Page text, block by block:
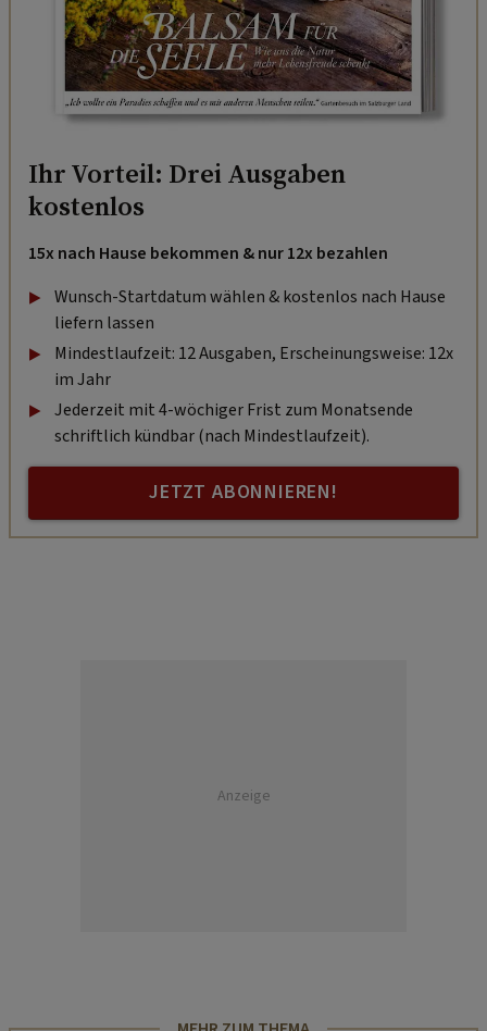
Ihr Vorteil: Drei Ausgaben
kostenlos
15x nach Hause bekommen & nur 12x bezahlen
Wunsch-Startdatum wählen & kostenlos nach Hause
liefern lassen
Mindestlaufzeit: 12 Ausgaben, Erscheinungsweise: 12x
im Jahr
Jederzeit mit 4-wöchiger Frist zum Monatsende
schriftlich kündbar (nach Mindestlaufzeit).
JETZT ABONNIEREN!
Anzeige